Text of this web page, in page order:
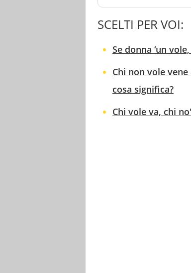
SCELTI PER VOI:
Se donna ‘un
Chi non vole
cosa significa?
Chi vole va, chi